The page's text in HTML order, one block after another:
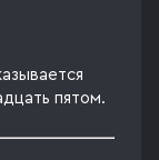
пятом.